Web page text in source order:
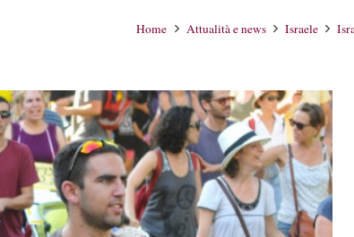
Home Attualità e news Israele